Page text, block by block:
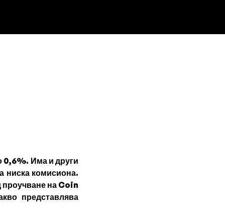
0,6%. Има и други
ниска комисиона.
проучване на Coin
представлява